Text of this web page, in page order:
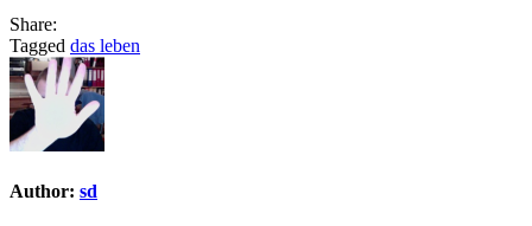
Share:
Tagged das leben
Author: sd